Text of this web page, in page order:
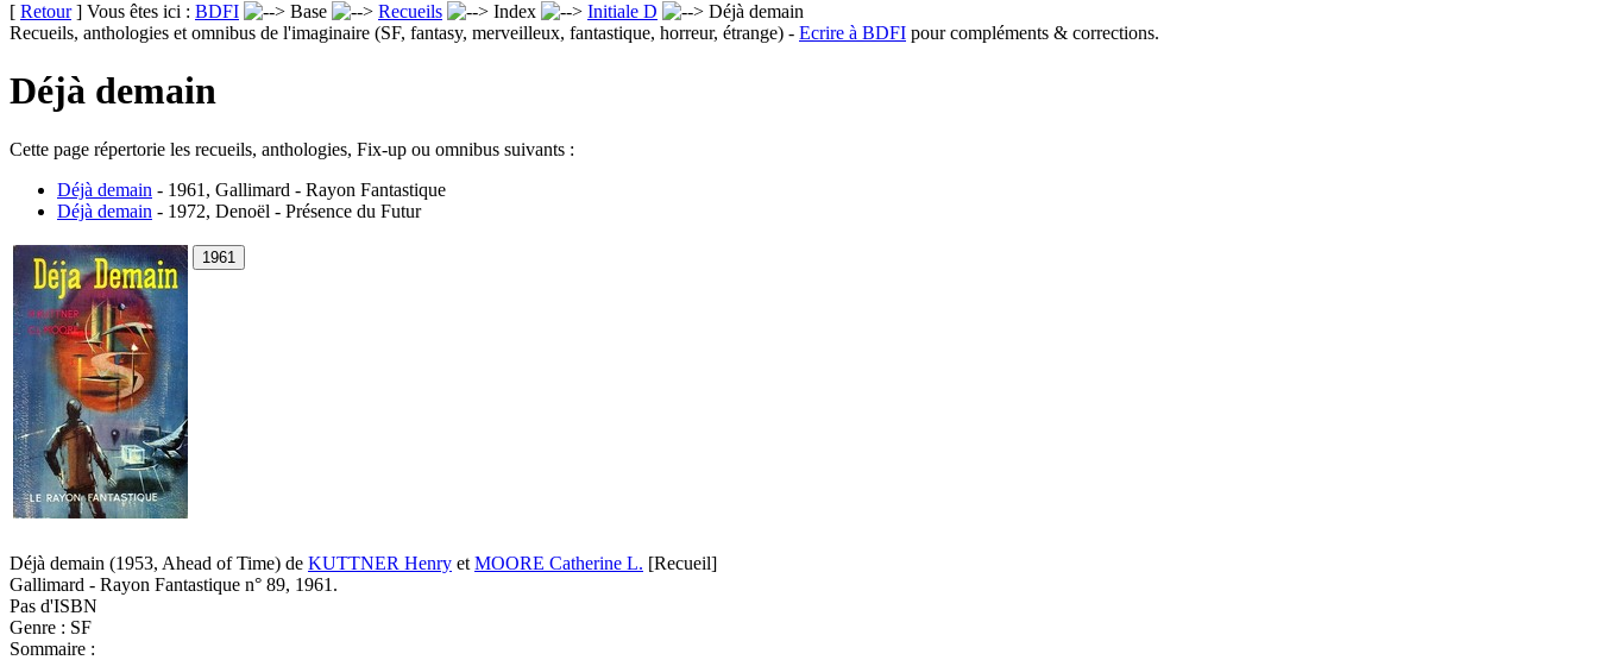
[ Retour] Vous êtes ici : BDFI Base Recueils Index Initiale D
Déjà demain
Recueils, anthologies et omnibus de l'imaginaire (SF, fantasy, merveilleux, fantastique, horreur, étrange) - Ecrire à BDFI pour compléments & corrections.
Déjà demain
Cette page répertorie les recueils, anthologies, Fix-up ou omnibus suivants :
Déjà demain - 1961, Gallimard - Rayon Fantastique
Déjà demain - 1972, Denoël - Présence du Futur
Déjà demain (1953, Ahead of Time) de KUTTNER Henry et MOORE Catherine L. [Recueil]
Gallimard - Rayon Fantastique n° 89, 1961.
Pas d'ISBN
Genre : SF
Sommaire :